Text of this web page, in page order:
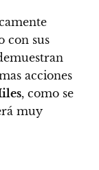
con sus
acciones
, como se
muy